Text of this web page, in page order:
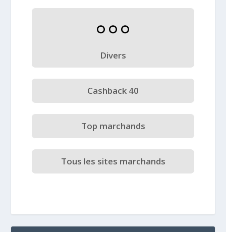
Divers
Cashback 40
Top marchands
Tous les sites marchands